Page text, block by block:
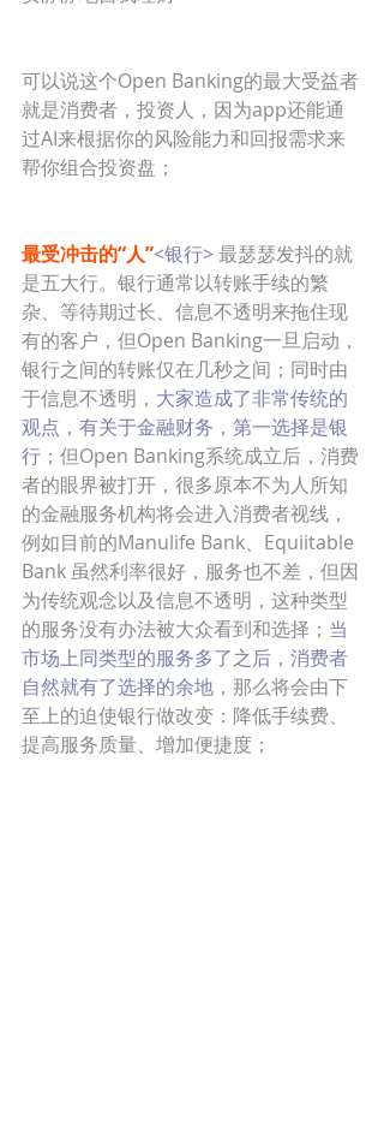
可以说这个Open Banking的最大受益者
就是消费者，投资人，因为app还能通
过AI来根据你的风险能力和回报需求来
帮你组合投资盘；
最受冲击的“人”<银行> 最瑟瑟发抖的就
是五大行。银行通常以转账手续的繁
杂、等待期过长、信息不透明来拖住现
有的客户，但Open Banking一旦启动，
银行之间的转账仅在几秒之间；同时由
于信息不透明， 大家造成了非常传统的
观点，有关于金融财务，第一选择是银
行 ；但Open Banking系统成立后，消费
者的眼界被打开，很多原本不为人所知
的金融服务机构将会进入消费者视线，
例如目前的Manulife Bank、Equiitable
Bank 虽然利率很好，服务也不差，但因
为传统观念以及信息不透明，这种类型
的服务没有办法被大众看到和选择； 当
市场上同类型的服务多了之后，消费者
自然就有了选择的余地 ，那么将会由下
至上的迫使银行做改变：降低手续费、
提高服务质量、增加便捷度；